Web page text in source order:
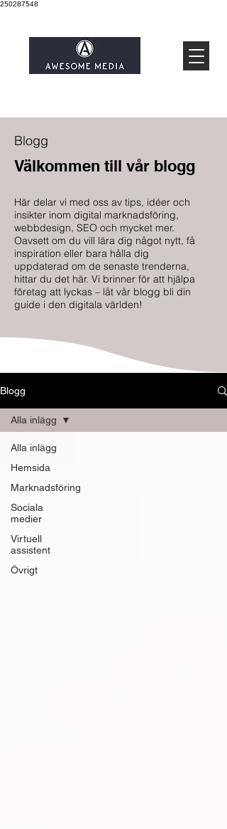
250287548
Blogg
Välkommen till vår blogg
Här delar vi med oss av tips, idéer och
insikter inom digital marknadsföring,
webbdesign, SEO och mycket mer.
Oavsett om du vill lära dig något nytt, få
inspiration eller bara hålla dig
uppdaterad om de senaste trenderna,
hittar du det här. Vi brinner för att hjälpa
företag att lyckas – låt vår blogg bli din
guide i den digitala världen!
Blogg
Alla inlägg
Hemsida
Marknadsföring
Sociala
medier
Virtuell
assistent
Övrigt
Alla inlägg